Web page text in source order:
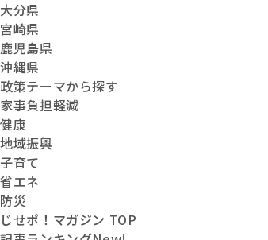
大分県
宮崎県
鹿児島県
沖縄県
政策テーマから探す
家事負担軽減
健康
地域振興
子育て
省エネ
防災
じせポ！マガジン TOP